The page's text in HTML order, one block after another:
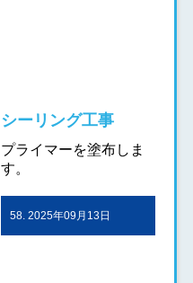
シーリング工事
プライマーを塗布しま
す。
58. 2025年09月13日